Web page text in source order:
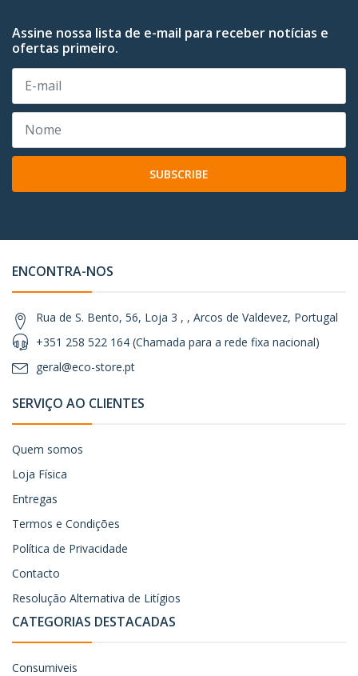
Assine nossa lista de e-mail para receber notícias e
ofertas primeiro.
SUBSCRIBE
ENCONTRA-NOS
Rua de S. Bento, 56, Loja 3 , , Arcos de Valdevez, Portugal
+351 258 522 164 (Chamada para a rede fixa nacional)
geral@eco-store.pt
SERVIÇO AO CLIENTES
Quem somos
Loja Física
Entregas
Termos e Condições
Política de Privacidade
Contacto
Resolução Alternativa de Litígios
CATEGORIAS DESTACADAS
Consumiveis